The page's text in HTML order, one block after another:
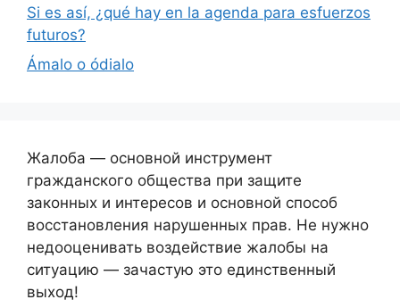
Si es así, ¿qué hay en la agenda para esfuerzos
futuros?
Ámalo o ódialo
Жалоба — основной инструмент
гражданского общества при защите
законных и интересов и основной способ
восстановления нарушенных прав. Не нужно
недооценивать воздействие жалобы на
ситуацию — зачастую это единственный
выход!